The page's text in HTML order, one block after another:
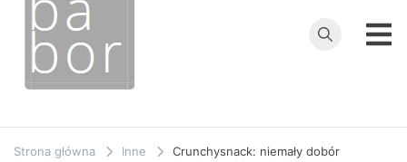
treści
Babor
Strona główna Inne
Crunchysnack: niemały dobór